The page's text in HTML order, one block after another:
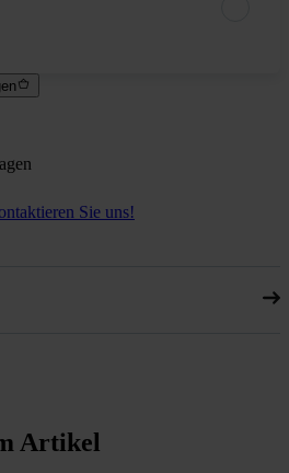
Sie uns!
Artikel